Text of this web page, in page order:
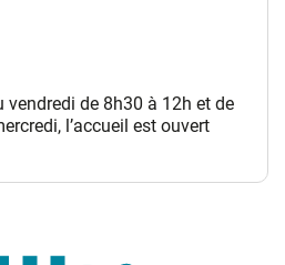
vendredi de 8h30 à 12h et de
l’accueil est ouvert